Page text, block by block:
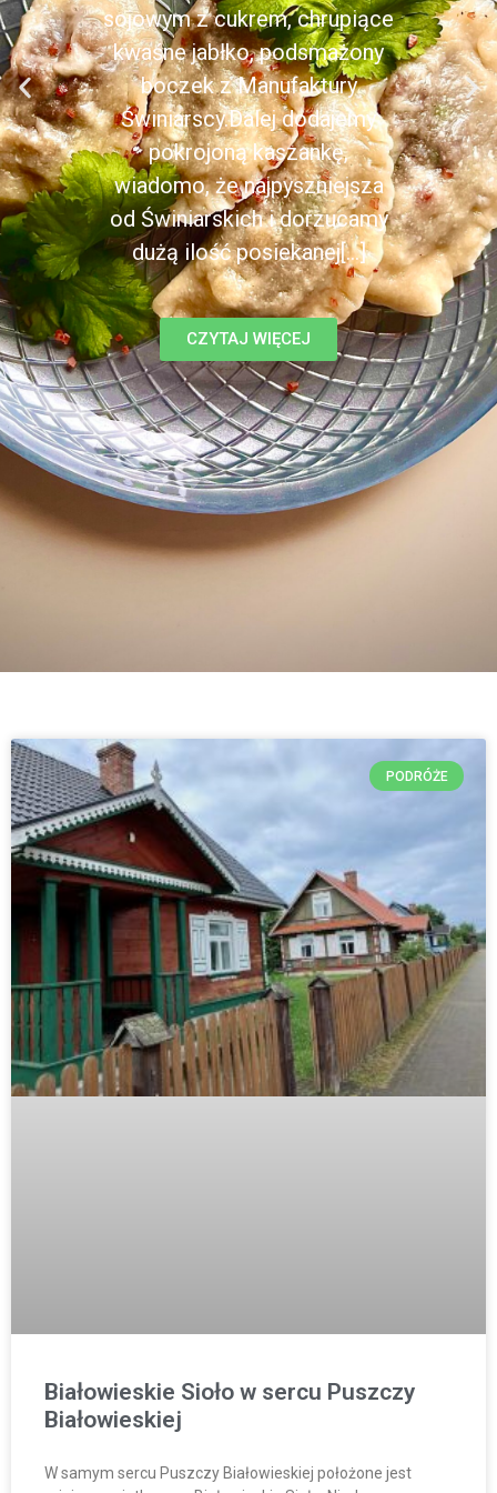
sojowym z cukrem, chrupiące
kwaśne jabłko, podsmażony
boczek z Manufaktury
Świniarscy.Dalej dodajemy
pokrojoną kaszankę,
wiadomo, że najpyszniejsza
od Świniarskich i dorzucamy
dużą ilość posiekanej[...]
CZYTAJ WIĘCEJ
PODRÓŻE
Białowieskie Sioło w sercu Puszczy
Białowieskiej
W samym sercu Puszczy Białowieskiej położone jest